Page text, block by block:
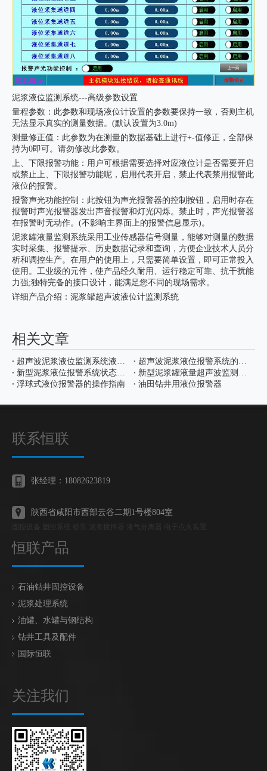
泥浆液位监测系统---高级参数设置
量程参数：此参数和现场液位计设置的参数要保持一致，否则主机
无法显示真实的测量数据。(默认设置为3.0m)
测量修正值：此参数为在测量的数据基础上进行+-值修正，全部保
持为0即可。请勿修改此参数。
上、下限报警功能：用户可根据需要选择对应液位计是否需要开启
或禁止上、下限报警功能呢，启用代表开启，禁止代表禁用报警此
液位的报警。
报警声光功能控制：此按钮为声光报警器的控制按钮，启用时存在
报警时声光报警器发出声音报警和灯光闪烁。禁止时，声光报警器
在报警时无动作。(不影响主界面上的报警信息显示)。
泥浆罐液量监测系统采用工业传感器信号测量，能够对测量的数据
实时采集、报警提示、历史数据记录和查询，方便企业技术人员分
析和调控生产。在用户的使用上，只需要简单设置，即可正常投入
使用。工业级的元件，使产品经久耐用、运行稳定可靠、抗干扰能
力强;独特完备的接口设计，能满足您不同的现场需求。
详细产品介绍： 泥浆罐超声波液位计监测系统
相关文章
超声波泥浆液位监测系统液位存盘数据
超声波泥浆液位报警系统的报警界面说明
新型泥浆液位报警系统状态监控界面
新型泥浆罐液量超声波监测系统主界面及操作说明
浮球式液位报警器的操作指南
油田钻井用液位报警器
联系恒联
张经理：18082623819
陕西省咸阳市西部云谷二期1号楼804室
恒联产品
石油钻井固控设备
泥浆处理系统
油罐、水罐与钢结构
钻井工具及配件
国际恒联
关注我们